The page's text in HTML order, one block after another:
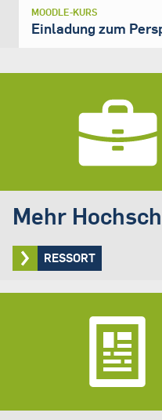
MOODLE-KURS
Einladung zum
Mehr
RESSORT